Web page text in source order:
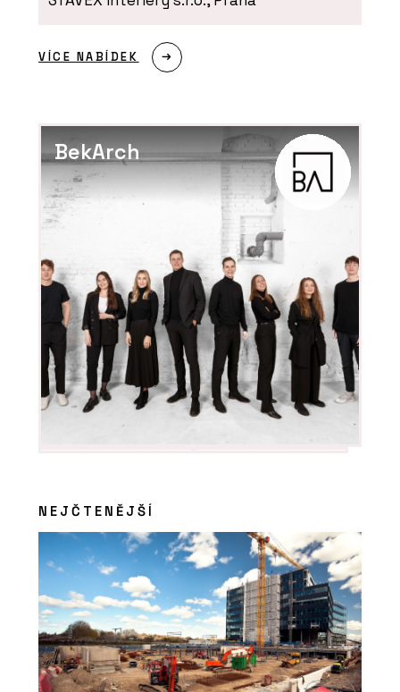
VÍCE NABÍDEK
BekArch
NEJČTENĚJŠÍ